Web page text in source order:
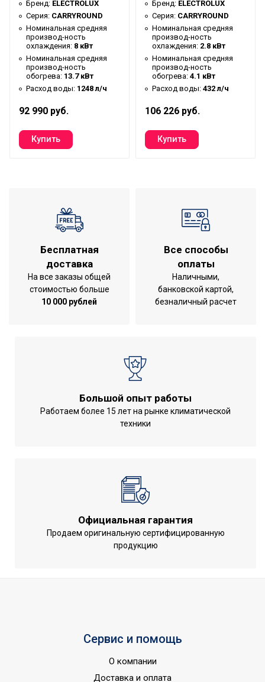
Высота товара
0.261 м
Габаритные размеры
товара (В*Ш*Г)
0,261*0,575*0,575 м
Глубина товара
0.575 м
Ширина товара
0.575 м
Область применения
Полупромышленное
оборудование
Серия
CARRYROUND
Бренд: ELECTROLUX
Серия: CARRYROUND
Номинальная средняя
производ-ность
охлаждения: 8 кВт
Номинальная средняя
производ-ность
обогрева: 13.7 кВт
Расход воды: 1248 л/ч
92 990 руб.
Бренд: ELECTROLUX
Серия: CARRYROUND
Номинальная средняя
производ-ность
охлаждения: 2.8 кВт
Номинальная средняя
производ-ность
обогрева: 4.1 кВт
Расход воды: 432 л/ч
106 226 руб.
Бесплатная
доставка
На все заказы общей
стоимостью больше
10 000 рублей
Все способы
оплаты
Наличными,
банковской картой,
безналичный расчет
Большой опыт работы
Работаем более 15 лет на рынке климатической
техники
Официальная гарантия
Продаем оригинальную сертифицированную
продукцию
Сервис и помощь
О компании
Доставка и оплата